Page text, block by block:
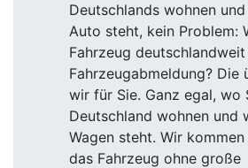
Deutschlands wohnen
Auto steht, kein Problem:
Fahrzeug
Fahrzeugabmeldung? Die
wir für Sie. Ganz egal, wo
Deutschland wohnen und
Wagen steht. Wir
das Fahrzeug ohne große